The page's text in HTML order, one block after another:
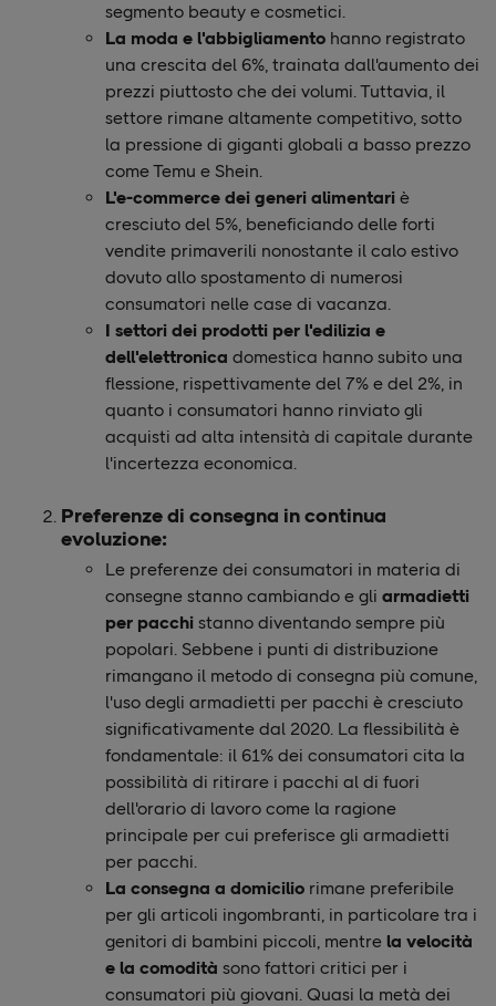
segmento beauty e cosmetici.
La moda e l'abbigliamento hanno registrato
una crescita del 6%, trainata dall'aumento dei
prezzi piuttosto che dei volumi. Tuttavia, il
settore rimane altamente competitivo, sotto
la pressione di giganti globali a basso prezzo
come Temu e Shein.
L'e-commerce dei generi alimentari è
cresciuto del 5%, beneficiando delle forti
vendite primaverili nonostante il calo estivo
dovuto allo spostamento di numerosi
consumatori nelle case di vacanza.
I settori dei prodotti per l'edilizia e
dell'elettronica domestica hanno subito una
flessione, rispettivamente del 7% e del 2%, in
quanto i consumatori hanno rinviato gli
acquisti ad alta intensità di capitale durante
l'incertezza economica.
Preferenze di consegna in continua
evoluzione:
Le preferenze dei consumatori in materia di
consegne stanno cambiando e gli armadietti
per pacchi stanno diventando sempre più
popolari. Sebbene i punti di distribuzione
rimangano il metodo di consegna più comune,
l'uso degli armadietti per pacchi è cresciuto
significativamente dal 2020. La flessibilità è
fondamentale: il 61% dei consumatori cita la
possibilità di ritirare i pacchi al di fuori
dell'orario di lavoro come la ragione
principale per cui preferisce gli armadietti
per pacchi.
La consegna a domicilio rimane preferibile
per gli articoli ingombranti, in particolare tra i
genitori di bambini piccoli, mentre la velocità
e la comodità sono fattori critici per i
consumatori più giovani. Quasi la metà dei